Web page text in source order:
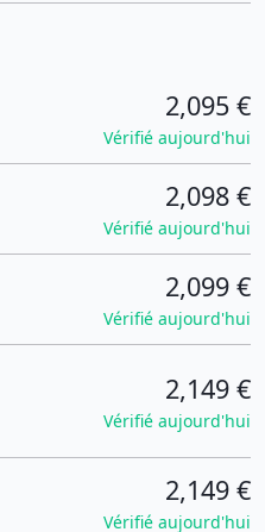
2,095 €
Vérifié aujourd'hui
2,098 €
Vérifié aujourd'hui
2,099 €
Vérifié aujourd'hui
2,149 €
Vérifié aujourd'hui
2,149 €
Vérifié aujourd'hui